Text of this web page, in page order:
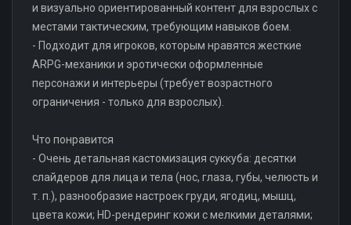
и визуально ориентированный контент для взрослых с
местами тактическим, требующим навыков боем.
- Подходит для игроков, которым нравятся жесткие
ARPG-механики и эротически оформленные
персонажи и интерьеры (требует возрастного
ограничения - только для взрослых).
Что понравится
- Очень детальная кастомизация суккуба: десятки
слайдеров для лица и тела (нос, глаза, губы, челюсть и
т. п.), разнообразие настроек груди, ягодиц, мышц,
цвета кожи; HD-рендеринг кожи с мелкими деталями;